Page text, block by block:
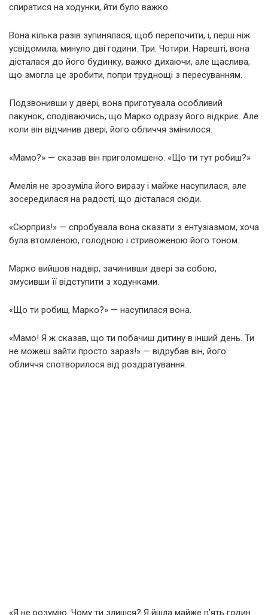
спиратися на ходунки, йти було важко.
Вона кілька разів зупинялася, щоб перепочити, і, перш ніж
усвідомила, минуло дві години. Три. Чотири. Нарешті, вона
дісталася до його будинку, важко дихаючи, але щаслива,
що змогла це зробити, попри труднощі з пересуванням.
Подзвонивши у двері, вона приготувала особливий
пакунок, сподіваючись, що Марко одразу його відкриє. Але
коли він відчинив двері, його обличчя змінилося.
«Мамо?» — сказав він приголомшено. «Що ти тут робиш?»
Амелія не зрозуміла його виразу і майже насупилася, але
зосередилася на радості, що дісталася сюди.
«Сюрприз!» — спробувала вона сказати з ентузіазмом, хоча
була втомленою, голодною і стривоженою його тоном.
Марко вийшов надвір, зачинивши двері за собою,
змусивши її відступити з ходунками.
«Що ти робиш, Марко?» — насупилася вона.
«Мамо! Я ж сказав, що ти побачиш дитину в інший день. Ти
не можеш зайти просто зараз!» — відрубав він, його
обличчя спотворилося від роздратування.
«Я не розумію. Чому ти злишся? Я йшла майже п’ять годин